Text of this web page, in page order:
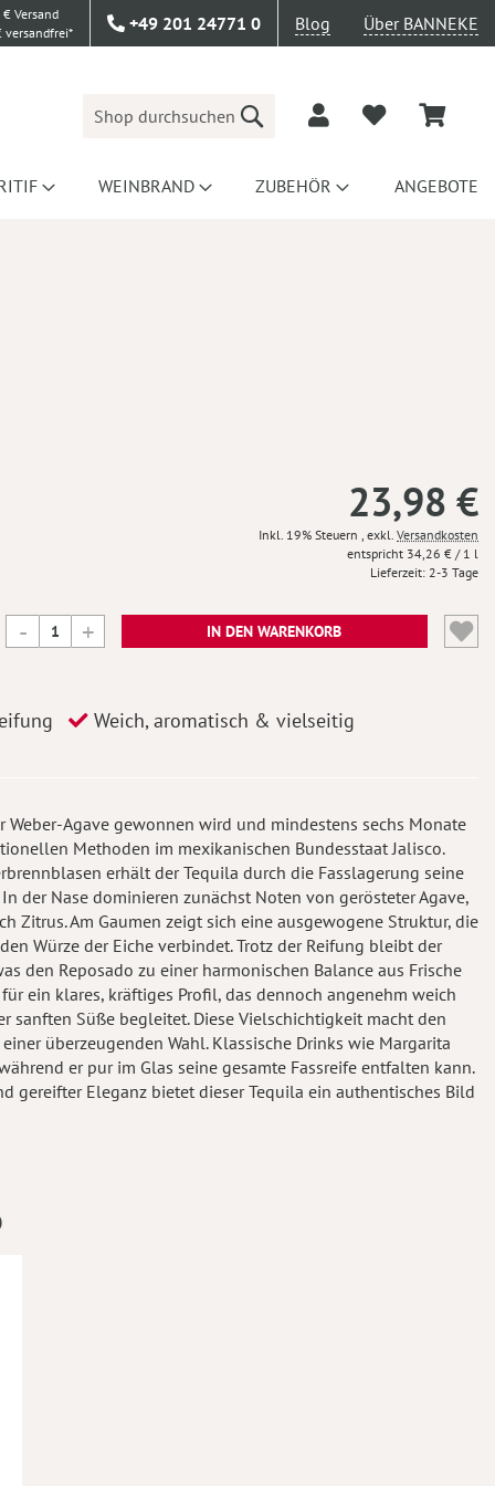
Versand
versandfrei*
+49 201 24771 0 Blog Über BANNEKE
Suche
WEINBRAND ZUBEHÖR ANGEBOTE
23,98 €
Inkl. 19% Steuern , exkl. Versandkosten
34,26 € / 1 l
Lieferzeit 2-3 Tage
IN DEN WARENKORB
Weich, aromatisch & vielseitig
Agave gewonnen wird und mindestens sechs Monate
Methoden im mexikanischen Bundesstaat Jalisco.
erhält der Tequila durch die Fasslagerung seine
der Nase dominieren zunächst Noten von gerösteter Agave,
Am Gaumen zeigt sich eine ausgewogene Struktur, die
Würze der Eiche verbindet. Trotz der Reifung bleibt der
den Reposado zu einer harmonischen Balance aus Frische
ein klares, kräftiges Profil, das dennoch angenehm weich
sanften Süße begleitet. Diese Vielschichtigkeit macht den
überzeugenden Wahl. Klassische Drinks wie Margarita
er pur im Glas seine gesamte Fassreife entfalten kann.
gereifter Eleganz bietet dieser Tequila ein authentisches Bild